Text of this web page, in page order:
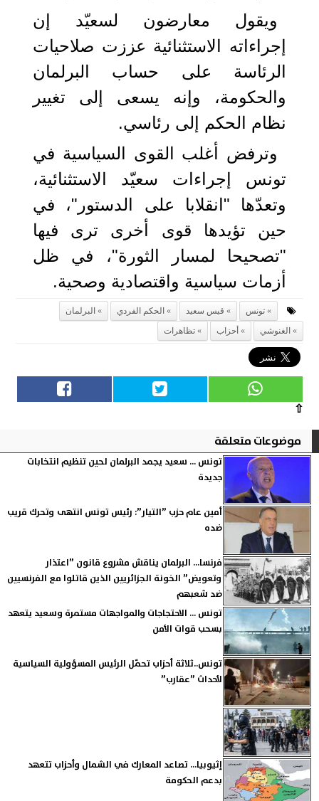
ويقول معارضون لسعيّد إن
إجراءاته الاستثنائية عززت صلاحيات
الرئاسة على حساب البرلمان
والحكومة، وإنه يسعى إلى تغيير
نظام الحكم إلى رئاسي.
وترفض أغلب القوى السياسية في
تونس إجراءات سعيّد الاستثنائية،
وتعدّها "انقلابا على الدستور"، في
حين تؤيدها قوى أخرى ترى فيها
"تصحيحا لمسار الثورة"، في ظل
أزمات سياسية واقتصادية وصحية.
تونس قيس سعيد الحكم الفردي
البرلمان
الغنوشي
أحزاب تظاهرات
⇧
موضوعات متعلقة
تونس ... سعيد يجمد البرلمان لحين تنظيم انتخابات
جديدة
أمين عام حزب ”التيار”: رئيس تونس انتهى وتحرك قريب
ضده
فرنسا... البرلمان يناقش مشروع قانون ”اعتذار
وتعويض” الخونة الجزائريين الذين قاتلوا مع الفرنسيين
ضد شعبهم
تونس ... الاحتجاجات والمواجهات مستمرة وسعيد يتعهد
بسحب قوات الأمن
تونس..ثلاثة أحزاب تحمّل الرئيس المسؤولية السياسية
لأحداث ”عقارب”
إثيوبيا... تصاعد المعارك في الشمال وأحزاب تتعهد
بدعم الحكومة